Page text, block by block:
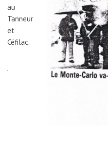
au
Tanneur
et
Céfilac.